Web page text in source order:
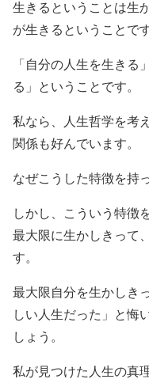
生きるということは生
が生きるということです
「自分の人生を生きる
る」ということです。
私なら、人生哲学を考
関係も好んでいます。
なぜこうした特徴を持
しかし、こういう特徴
最大限に生かしきって
す。
最大限自分を生かしき
しい人生だった」と悔
しょう。
私が見つけた人生の真